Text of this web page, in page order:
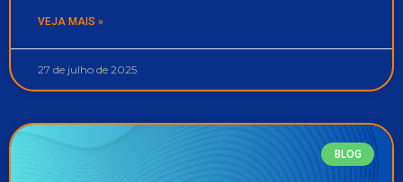
VEJA MAIS »
27 de julho de 2025
BLOG